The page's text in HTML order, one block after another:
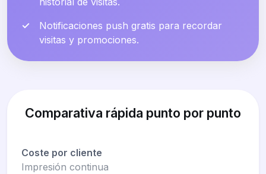
✓
Notificaciones push gratis para recordar
visitas y promociones.
Comparativa rápida punto por punto
Coste por cliente
Impresión continua